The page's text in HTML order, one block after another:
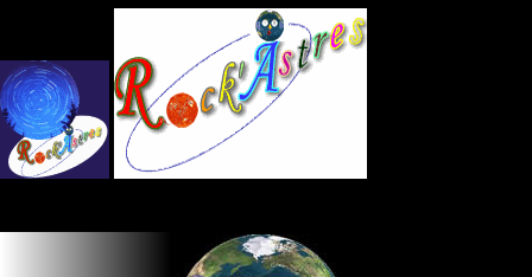
Panneau de gestion des cookies